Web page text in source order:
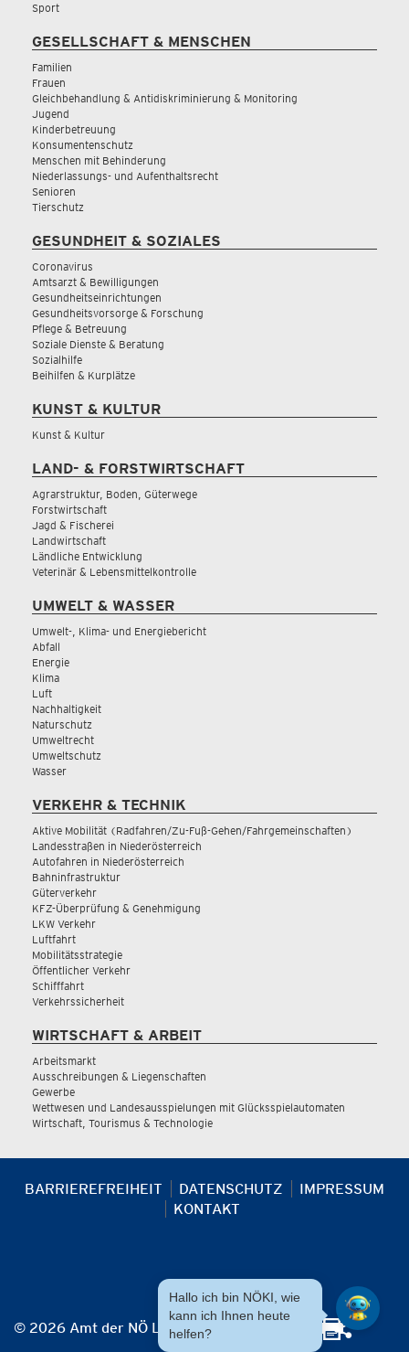
Sport
GESELLSCHAFT & MENSCHEN
Familien
Frauen
Gleichbehandlung & Antidiskriminierung & Monitoring
Jugend
Kinderbetreuung
Konsumentenschutz
Menschen mit Behinderung
Niederlassungs- und Aufenthaltsrecht
Senioren
Tierschutz
GESUNDHEIT & SOZIALES
Coronavirus
Amtsarzt & Bewilligungen
Gesundheitseinrichtungen
Gesundheitsvorsorge & Forschung
Pflege & Betreuung
Soziale Dienste & Beratung
Sozialhilfe
Beihilfen & Kurplätze
KUNST & KULTUR
Kunst & Kultur
LAND- & FORSTWIRTSCHAFT
Agrarstruktur, Boden, Güterwege
Forstwirtschaft
Jagd & Fischerei
Landwirtschaft
Ländliche Entwicklung
Veterinär & Lebensmittelkontrolle
UMWELT & WASSER
Umwelt-, Klima- und Energiebericht
Abfall
Energie
Klima
Luft
Nachhaltigkeit
Naturschutz
Umweltrecht
Umweltschutz
Wasser
VERKEHR & TECHNIK
Aktive Mobilität (Radfahren/Zu-Fuß-Gehen/Fahrgemeinschaften)
Landesstraßen in Niederösterreich
Autofahren in Niederösterreich
Bahninfrastruktur
Güterverkehr
KFZ-Überprüfung & Genehmigung
LKW Verkehr
Luftfahrt
Mobilitätsstrategie
Öffentlicher Verkehr
Schifffahrt
Verkehrssicherheit
WIRTSCHAFT & ARBEIT
Arbeitsmarkt
Ausschreibungen & Liegenschaften
Gewerbe
Wettwesen und Landesausspielungen mit Glücksspielautomaten
Wirtschaft, Tourismus & Technologie
BARRIEREFREIHEIT DATENSCHUTZ
IMPRESSUM
KONTAKT
© 2026 Amt der NÖ Landesregierung
Hallo ich bin NÖKI, wie
kann ich Ihnen heute
helfen?